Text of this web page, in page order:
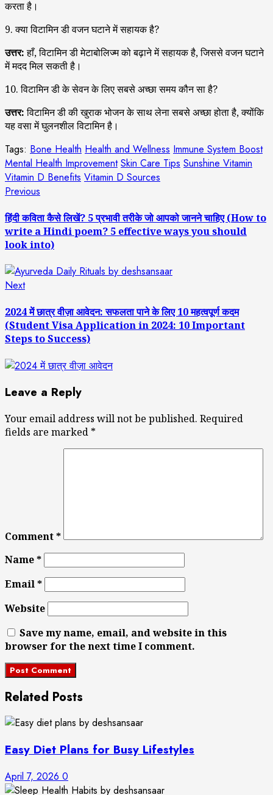
करता है।
9. क्या विटामिन डी वजन घटाने में सहायक है?
उत्तर:हाँ, विटामिन डी मेटाबोलिज्म को बढ़ाने में सहायक है, जिससे वजन घटाने
में मदद मिल सकती है।
10. विटामिन डी के सेवन के लिए सबसे अच्छा समय कौन सा है?
उत्तर:विटामिन डी की खुराक भोजन के साथ लेना सबसे अच्छा होता है, क्योंकि
यह वसा में घुलनशील विटामिन है।
Tags: Bone Health Health and Wellness Immune System Boost
Mental Health Improvement Skin Care Tips Sunshine Vitamin
Vitamin D Benefits Vitamin D Sources
Post
navigation
Previous
हिंदी कविता कैसे लिखें? 5 प्रभावी तरीके जो आपको जानने चाहिए (How to
write a Hindi poem? 5 effective ways you should
look into)
NextNext
2024 में छात्र वीज़ा आवेदन: सफलता पाने के लिए 10 महत्वपूर्ण कदम
(Student Visa Application in 2024: 10 Important
Steps to Success)
Leave a Reply
Your email address will not be published. Required
fields are marked *
Comment*
Name*
Email*
Website
Save my name, email, and website in this
browser for the next time I comment.
Related Posts
Easy Diet Plans for Busy Lifestyles
April 7, 2026 0